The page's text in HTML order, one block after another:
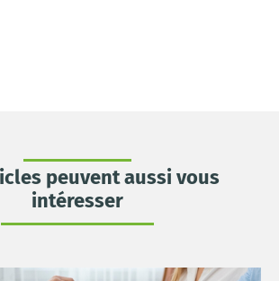
peuvent aussi vous
intéresser